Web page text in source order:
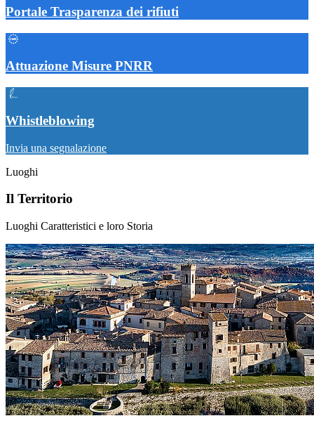
Portale Trasparenza dei rifiuti
Attuazione Misure PNRR
Whistleblowing
Invia una segnalazione
Luoghi
Il Territorio
Luoghi Caratteristici e loro Storia